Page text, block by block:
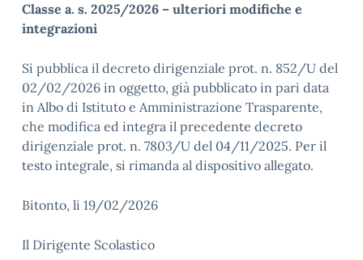
Classe a. s. 2025/2026 – ulteriori modifiche e
integrazioni
Si pubblica il decreto dirigenziale prot. n. 852/U del
02/02/2026 in oggetto, già pubblicato in pari data
in Albo di Istituto e Amministrazione Trasparente,
che modifica ed integra il precedente decreto
dirigenziale prot. n. 7803/U del 04/11/2025. Per il
testo integrale, si rimanda al dispositivo allegato.
Bitonto, li 19/02/2026
Il Dirigente Scolastico